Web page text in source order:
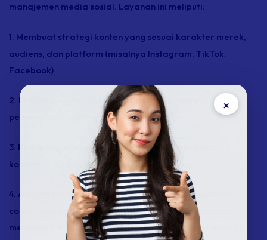
×
manajemen media sosial. Layanan ini meliputi:
1. Membuat strategi konten yang sesuai karakter merek,
audiens, dan platform (misalnya Instagram, TikTok,
Facebook)
2. Produksi konten (gambar, video,caption
penjadwalan posting secara rutin
3. Pengelolaan interaksi dengan audiens: balasan
komentar, pesan, serta
monitoring sentimen
4. Analitik performa media sosial:reach, engagement,
conversion
dari kampanyeContoh agensi di Indonesia
menawarkan layanan manajemen media sosial lengkap